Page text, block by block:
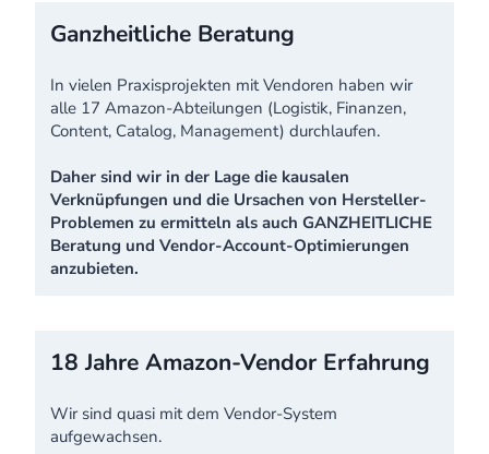
Ganzheitliche Beratung
In vielen Praxisprojekten mit Vendoren haben wir
alle 17 Amazon-Abteilungen (Logistik, Finanzen,
Content, Catalog, Management) durchlaufen.
Daher sind wir in der Lage die kausalen
Verknüpfungen und die Ursachen von Hersteller-
Problemen zu ermitteln als auch GANZHEITLICHE
Beratung und Vendor-Account-Optimierungen
anzubieten.
18 Jahre Amazon-Vendor Erfahrung
Wir sind quasi mit dem Vendor-System
aufgewachsen.